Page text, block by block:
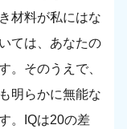
材料が私にはな
ては、あなたの
。そのうえで、
明らかに無能な
。IQは20の差